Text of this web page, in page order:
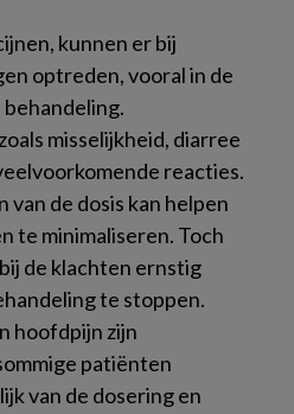
kunnen er bij
optreden, vooral in de
misselijkheid, diarree
reacties.
van de dosis kan helpen
te minimaliseren. Toch
de klachten ernstig
te stoppen.
hoofdpijn zijn
patiënten
van de dosering en